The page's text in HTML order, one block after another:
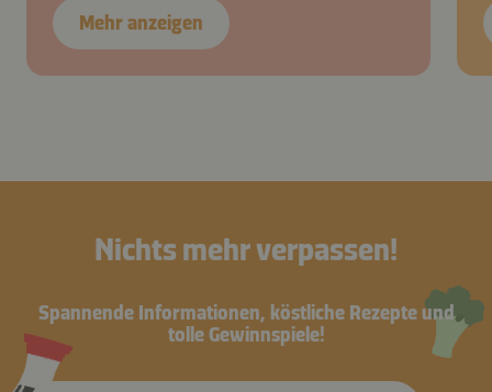
Mehr anzeigen
Nichts mehr verpassen!
Spannende Informationen, köstliche Rezepte und
tolle Gewinnspiele!